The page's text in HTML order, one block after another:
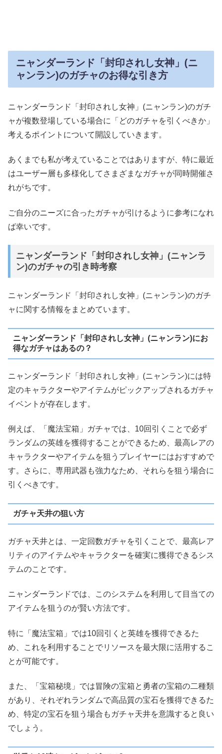
ニャンダーランド「封印されし女神」(ニ
ャンラン)のガチャのお得な引き方
ニャンダーランド「封印されし女神」(ニャンラン)のガチ
ャが複数登場している場合に「どのガチャを引くべきか」
考えるポイントについて開設していきます。
あくまでも私が考えていることではありますが、特に最近
はユーザー層も多様化してさまざまなガチャが同時開催さ
れがちです。
ご自分のニーズに合ったガチャが引けるように参考になれ
ば幸いです。
ニャンダーランド「封印されし女神」(ニャンラ
ン)のガチャの引き時考察
ニャンダーランド「封印されし女神」(ニャンラン)のガチ
ャに関する情報をまとめています。
ニャンダーランド「封印されし女神」(ニャンラン)にお
得なガチャはあるの？
ニャンダーランド「封印されし女神」(ニャンラン)には特
定のキャラクターやアイテムがピックアップされるガチャ
イベントが存在します。
例えば、「魔法宝箱」ガチャでは、10回引くことで必ず
ランダムの英雄を獲得することができるため、最高レアの
キャラクターやアイテムを狙うプレイヤーにはおすすめで
す。さらに、専用武器も強力なため、それらを狙う場合に
引くべきです。
ガチャ天井の狙い方
ガチャ天井とは、一定回数ガチャを引くことで、最高レア
リティのアイテムやキャラクターを確実に獲得できるシス
テムのことです。
ニャンダーランドでは、このシステムを利用して目当ての
アイテムを狙うのが賢い方法です。
特に「魔法宝箱」では10回引くと英雄を獲得できるた
め、これを利用することでリソースを最大限に活用するこ
とが可能です。
また、「宝箱秘境」では冒険の宝箱と勇者の宝箱の二種類
があり、それぞれランダムで高品質の宝石を獲得できるた
め、特定の宝石を狙う場合もガチャ天井を意識すると良い
でしょう。